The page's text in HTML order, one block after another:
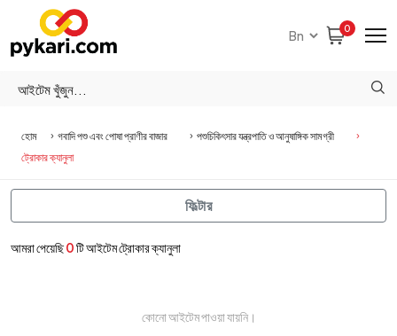
0
হোম গবাদি পশু এবং পোষা প্রাণীর বাজার
পশুচিকিৎসার যন্ত্রপাতি ও আনুষাঙ্গিক সামগ্রী
ট্রোকার ক্যানুলা
আমরা পেয়েছি0টি আইটেম ট্রোকার ক্যানুলা
কোনো আইটেম পাওয়া যায়নি।
ফিল্টার